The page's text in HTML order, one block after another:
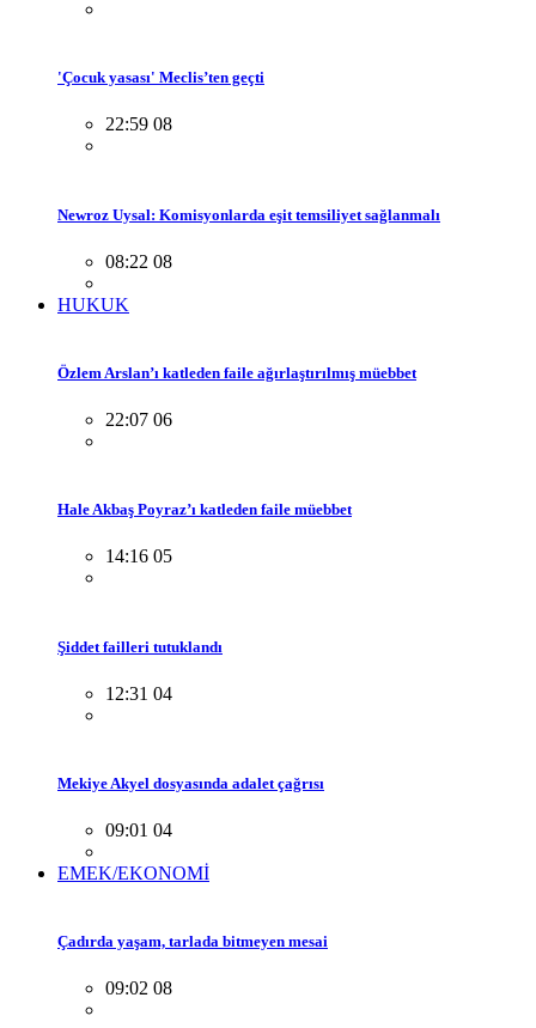
'Çocuk yasası' Meclis’ten geçti
22:59 08
Newroz Uysal: Komisyonlarda eşit temsiliyet sağlanmalı
08:22 08
HUKUK
Özlem Arslan’ı katleden faile ağırlaştırılmış müebbet
22:07 06
Hale Akbaş Poyraz’ı katleden faile müebbet
14:16 05
Şiddet failleri tutuklandı
12:31 04
Mekiye Akyel dosyasında adalet çağrısı
09:01 04
EMEK/EKONOMİ
Çadırda yaşam, tarlada bitmeyen mesai
09:02 08